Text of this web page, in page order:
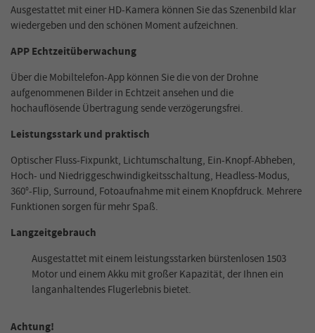
Ausgestattet mit einer HD-Kamera können Sie das Szenenbild klar
wiedergeben und den schönen Moment aufzeichnen.
APP Echtzeitüberwachung
Über die Mobiltelefon-App können Sie die von der Drohne
aufgenommenen Bilder in Echtzeit ansehen und die
hochauflösende Übertragung sende verzögerungsfrei.
Leistungsstark und praktisch
Optischer Fluss-Fixpunkt, Lichtumschaltung, Ein-Knopf-Abheben,
Hoch- und Niedriggeschwindigkeitsschaltung, Headless-Modus,
360°-Flip, Surround, Fotoaufnahme mit einem Knopfdruck. Mehrere
Funktionen sorgen für mehr Spaß.
Langzeitgebrauch
Ausgestattet mit einem leistungsstarken bürstenlosen 1503
Motor und einem Akku mit großer Kapazität, der Ihnen ein
langanhaltendes Flugerlebnis bietet.
Achtung!